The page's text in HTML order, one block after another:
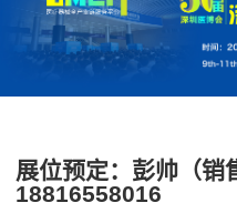
展位预定：彭帅（销
18816558016